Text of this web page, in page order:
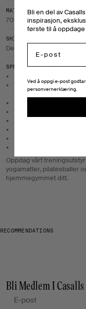
Oppdag vårt
yogamatter, pilatesballer
hjemmegymmet ditt.
MATERIAL & CARE
70% Buckwheat Husk,
SHIPPING & RETURNS
Delivery method, return
SPECIFICATIONS
Woolmark-sertifisert ull
New Zeeland.
Varmende.
Avtakbart deksel.
RECOMMENDATIONS
Bli Medlem I
E-post
Bli en del av
inspirasjon,
første til å
Ved å oppgi e-post
personvernerklæring.